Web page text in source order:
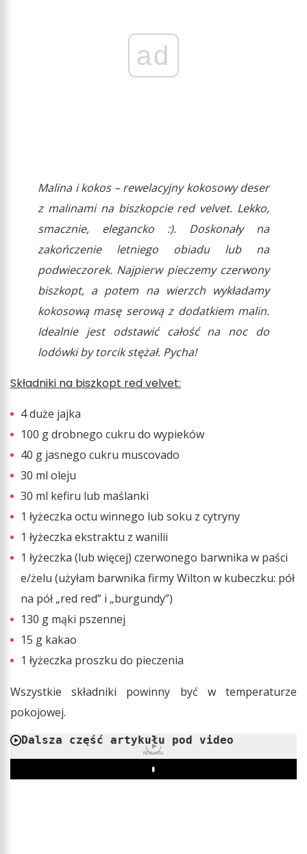
ad
Malina i kokos – rewelacyjny kokosowy deser
z malinami na biszkopcie red velvet. Lekko,
smacznie, elegancko :). Doskonały na
zakończenie letniego obiadu lub na
podwieczorek. Najpierw pieczemy czerwony
biszkopt, a potem na wierzch wykładamy
kokosową masę serową z dodatkiem malin.
Idealnie jest odstawić całość na noc do
lodówki by torcik stężał. Pycha!
Składniki na biszkopt red velvet:
4 duże jajka
100 g drobnego cukru do wypieków
40 g jasnego cukru muscovado
30 ml oleju
30 ml kefiru lub maślanki
1 łyżeczka octu winnego lub soku z cytryny
1 łyżeczka ekstraktu z wanilii
1 łyżeczka (lub więcej) czerwonego barwnika w paści
e/żelu (użyłam barwnika firmy Wilton w kubeczku: pół
na pół „red red” i „burgundy”)
130 g mąki pszennej
15 g kakao
1 łyżeczka proszku do pieczenia
Wszystkie składniki powinny być w temperaturze
pokojowej.
Dalsza część artykułu pod video
REKLAMA
Play